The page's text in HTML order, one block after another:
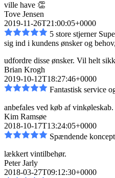
ville have 👏
Tove Jensen
2019-11-26T21:00:05+0000
5 store stjerner
sig ind i kundens ønsker og
udfordre disse ønsker. Vil helt
Brian Krogh
2019-10-12T18:27:46+0000
Fantastisk service
anbefales ved køb af vinkøleskab.
Kim Ramsøe
2018-10-17T13:24:05+0000
Spændende
lækkert vintilbehør.
Peter Jarly
2018-03-27T09:12:30+0000